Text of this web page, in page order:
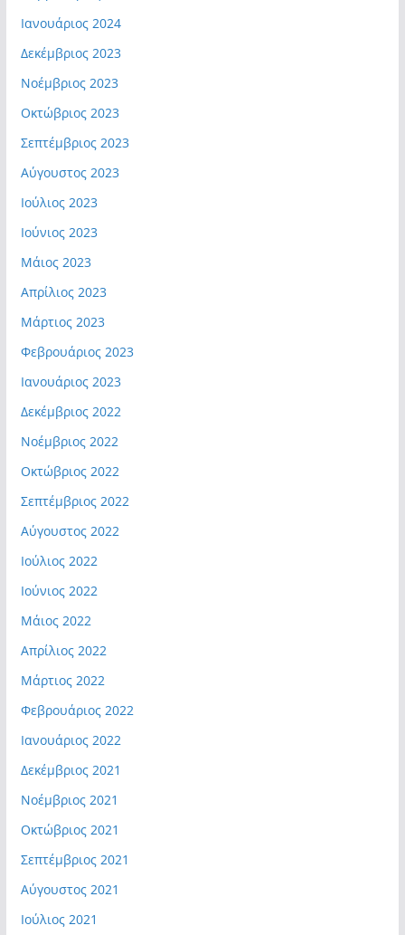
Ιανουάριος 2024
Δεκέμβριος 2023
Νοέμβριος 2023
Οκτώβριος 2023
Σεπτέμβριος 2023
Αύγουστος 2023
Ιούλιος 2023
Ιούνιος 2023
Μάιος 2023
Απρίλιος 2023
Μάρτιος 2023
Φεβρουάριος 2023
Ιανουάριος 2023
Δεκέμβριος 2022
Νοέμβριος 2022
Οκτώβριος 2022
Σεπτέμβριος 2022
Αύγουστος 2022
Ιούλιος 2022
Ιούνιος 2022
Μάιος 2022
Απρίλιος 2022
Μάρτιος 2022
Φεβρουάριος 2022
Ιανουάριος 2022
Δεκέμβριος 2021
Νοέμβριος 2021
Οκτώβριος 2021
Σεπτέμβριος 2021
Αύγουστος 2021
Ιούλιος 2021